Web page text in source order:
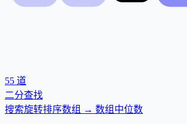
55 道
二分查找
搜索旋转排序数组 → 数组中位数